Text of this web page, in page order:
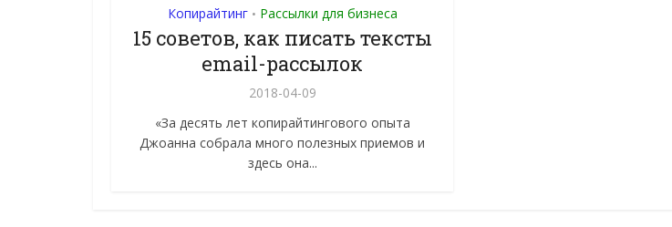
Копирайтинг • Рассылки для бизнеса
15 советов, как писать тексты
email-рассылок
2018-04-09
«За десять лет копирайтингового опыта
Джоанна собрала много полезных приемов и
здесь она...